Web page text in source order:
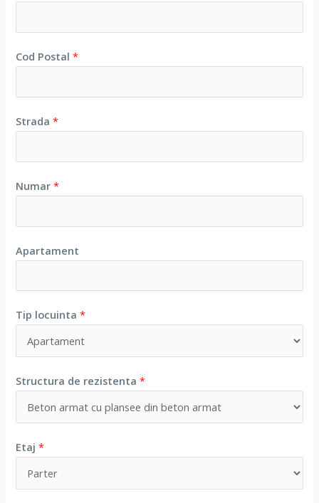
Cod Postal*
Strada*
Numar*
Apartament
Tip locuinta*
Structura de rezistenta*
Etaj*